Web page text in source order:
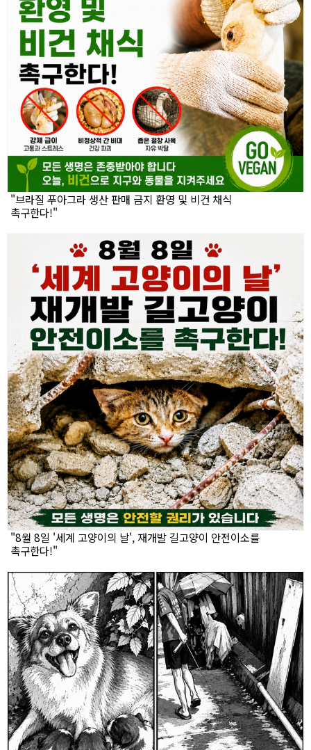
"브라질 푸아그라 생산 판매 금지 환영 및 비건 채식
촉구한다!"
"8월 8일 '세계 고양이의 날', 재개발 길고양이 안전이소를
촉구한다!"